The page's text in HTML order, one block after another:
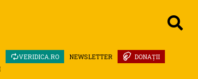
DONAȚII
NEWSLETTER
VERIDICA.RO